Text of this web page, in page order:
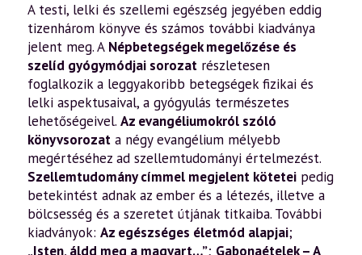
A testi, lelki és szellemi egészség jegyében eddig
tizenhárom könyve és számos további kiadványa
jelent meg. A Népbetegségek megelőzése és
szelíd gyógymódjai sorozat részletesen
foglalkozik a leggyakoribb betegségek fizikai és
lelki aspektusaival, a gyógyulás természetes
lehetőségeivel. Az evangéliumokról szóló
könyvsorozat a négy evangélium mélyebb
megértéséhez ad szellemtudományi értelmezést.
Szellemtudomány címmel megjelent kötetei pedig
betekintést adnak az ember és a létezés, illetve a
bölcsesség és a szeretet útjának titkaiba. További
kiadványok: Az egészséges életmód alapjai;
„Isten, áldd meg a magyart…”; Gabonaételek – A